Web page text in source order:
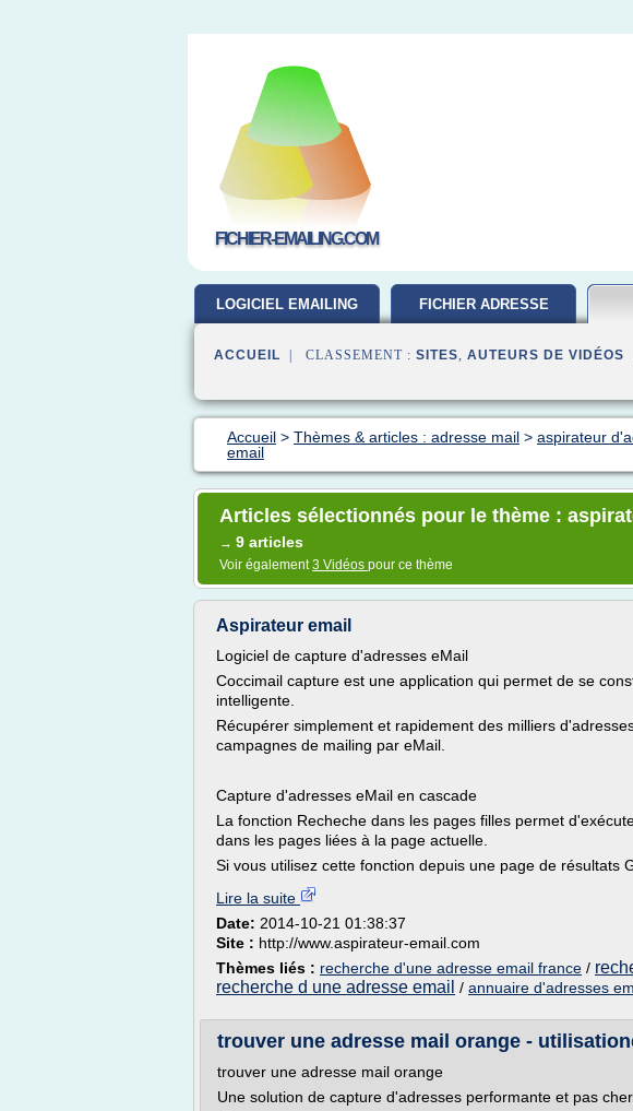
FICHIER-EMAILING.COM
LOGICIEL EMAILING FICHIER ADRESSE
ACCUEIL | CLASSEMENT : SITES, AUTEURS DE VIDÉOS
Accueil > Thèmes & articles : adresse mail > aspirateur
email
Articles sélectionnés pour le thème :
→ 9 articles
Voir également3 Vidéos pour ce thème
Aspirateur email
Logiciel de capture d'adresses eMail
Coccimail capture est une application qui permet de se
intelligente.
Récupérer simplement et rapidement des milliers
campagnes de mailing par eMail.
Capture d'adresses eMail en cascade
La fonction Recheche dans les pages filles permet
dans les pages liées à la page actuelle.
Si vous utilisez cette fonction depuis une page de résultats
Lire la suite
Date: 2014-10-21 01:38:37
Site : http://www.aspirateur-email.com
Thèmes liés : recherche d'une adresse email france /
recherche d une adresse email / annuaire d'adresses
trouver une adresse mail orange -
trouver une adresse mail orange
Une solution de capture d'adresses performante et pas cher.